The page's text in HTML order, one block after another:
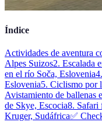
Índice
Actividades de aventura
Alpes Suizos2. Escalada
en el río Soča, Eslovenia
Eslovenia5. Ciclismo por
Avistamiento de ballenas
de Skye, Escocia8. Safari
Kruger, Sudáfrica✅